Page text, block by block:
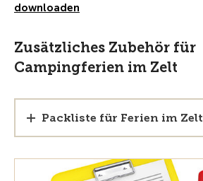
downloaden
Zusätzliches Zubehör für
Campingferien im Zelt
Packliste für Ferien im Zelt